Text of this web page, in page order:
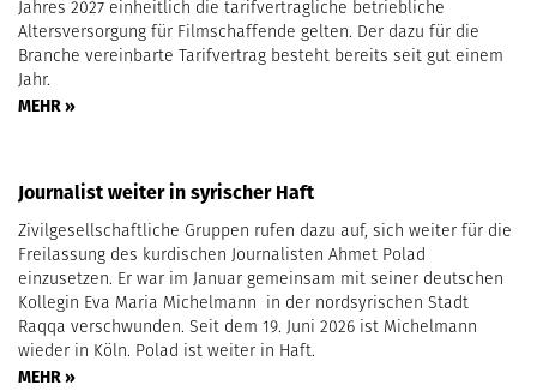
Jahres 2027 einheitlich die tarifvertragliche betriebliche
Altersversorgung für Filmschaffende gelten. Der dazu für die
Branche vereinbarte Tarifvertrag besteht bereits seit gut einem
Jahr.
MEHR »
Journalist weiter in syrischer Haft
Zivilgesellschaftliche Gruppen rufen dazu auf, sich weiter für die
Freilassung des kurdischen Journalisten Ahmet Polad
einzusetzen. Er war im Januar gemeinsam mit seiner deutschen
Kollegin Eva Maria Michelmann in der nordsyrischen Stadt
Raqqa verschwunden. Seit dem 19. Juni 2026 ist Michelmann
wieder in Köln. Polad ist weiter in Haft.
MEHR »